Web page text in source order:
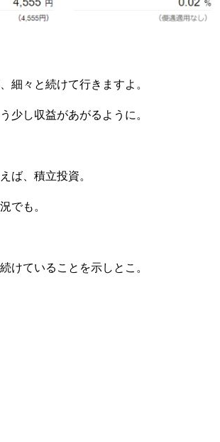
細々と続けて行きますよ。
少し収益があがるように。
ば、積立投資。
でも。
けていることを示しとこ。